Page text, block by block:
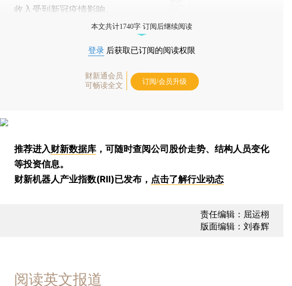
收入受到新冠疫情影响。
本文共计1740字 订阅后继续阅读
登录 后获取已订阅的阅读权限
财新通会员
可畅读全文
订阅/会员升级
推荐进入财新数据库 ，可随时查阅公司股价走势、结构人员变化
等投资信息。
财新机器人产业指数(RII)已发布， 点击了解行业动态
责任编辑：屈运栩
版面编辑：刘春辉
阅读英文报道